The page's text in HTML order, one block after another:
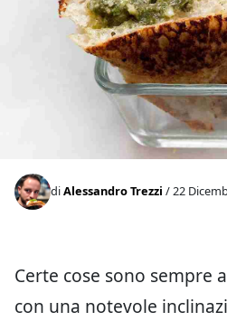
diAlessandro Trezzi / 22
Certe cose sono sempre
con una notevole